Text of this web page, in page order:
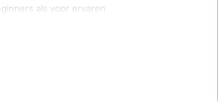
als voor ervaren
gebruikmaken van de